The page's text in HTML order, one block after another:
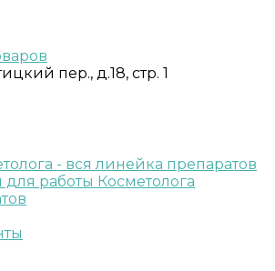
пер., д.18, стр. 1